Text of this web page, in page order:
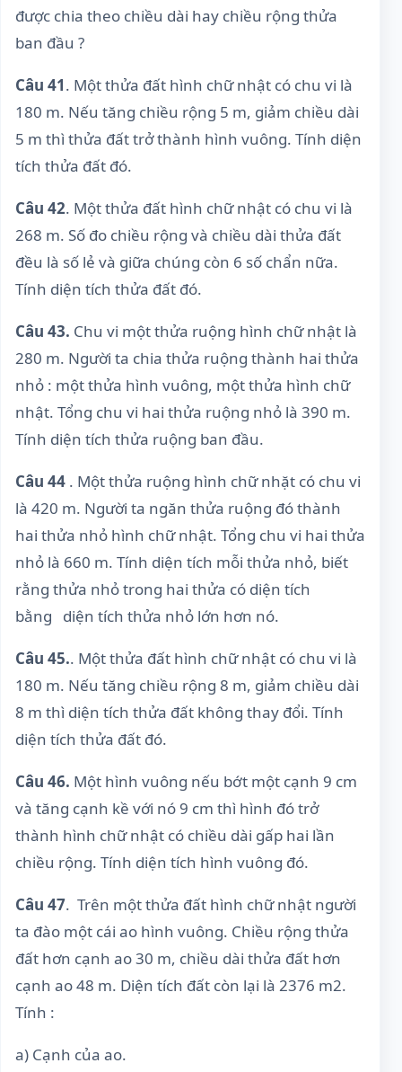
được chia theo chiều dài hay chiều rộng thửa
ban đầu ?
Câu 41. Một thửa đất hình chữ nhật có chu vi là
180 m. Nếu tăng chiều rộng 5 m, giảm chiều dài
5 m thì thửa đất trở thành hình vuông. Tính diện
tích thửa đất đó.
Câu 42. Một thửa đất hình chữ nhật có chu vi là
268 m. Số đo chiều rộng và chiều dài thửa đất
đều là số lẻ và giữa chúng còn 6 số chẩn nữa.
Tính diện tích thửa đất đó.
Câu 43. Chu vi một thửa ruộng hình chữ nhật là
280 m. Người ta chia thửa ruộng thành hai thửa
nhỏ : một thửa hình vuông, một thửa hình chữ
nhật. Tổng chu vi hai thửa ruộng nhỏ là 390 m.
Tính diện tích thửa ruộng ban đầu.
Câu 44 . Một thửa ruộng hình chữ nhặt có chu vi
là 420 m. Người ta ngăn thửa ruộng đó thành
hai thửa nhỏ hình chữ nhật. Tổng chu vi hai thửa
nhỏ là 660 m. Tính diện tích mỗi thửa nhỏ, biết
rằng thửa nhỏ trong hai thửa có diện tích
bằng diện tích thửa nhỏ lớn hơn nó.
Câu 45.. Một thửa đất hình chữ nhật có chu vi là
180 m. Nếu tăng chiều rộng 8 m, giảm chiều dài
8 m thì diện tích thửa đất không thay đổi. Tính
diện tích thửa đất đó.
Câu 46. Một hình vuông nếu bớt một cạnh 9 cm
và tăng cạnh kề với nó 9 cm thì hình đó trở
thành hình chữ nhật có chiều dài gấp hai lần
chiều rộng. Tính diện tích hình vuông đó.
Câu 47. Trên một thửa đất hình chữ nhật người
ta đào một cái ao hình vuông. Chiều rộng thửa
đất hơn cạnh ao 30 m, chiều dài thửa đất hơn
cạnh ao 48 m. Diện tích đất còn lại là 2376 m2.
Tính :
a) Cạnh của ao.